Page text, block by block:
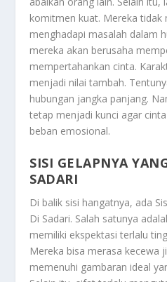
komitmen kuat. Mereka tidak
menghadapi masalah dalam
mereka akan berusaha
mempertahankan cinta.
menjadi nilai tambah.
hubungan jangka panjang.
tetap menjadi kunci agar
beban emosional.
SISI GELAPNYA
SADARI
Di balik sisi hangatnya, ada
Di Sadari. Salah satunya
memiliki ekspektasi terlalu
Mereka bisa merasa kecewa
memenuhi gambaran ideal